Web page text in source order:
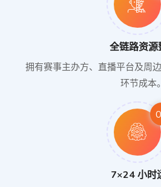
全链路资源
拥有赛事主办方、直播平台及周
环节成本。
7×24 小时